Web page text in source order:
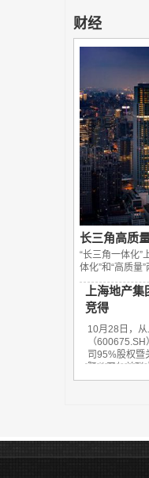
财经
长三角高质
“长三角一体化”
体化”和“高质量
上海地产集
竞得
10月28日，
（
司95%股权暨
限公司与关联